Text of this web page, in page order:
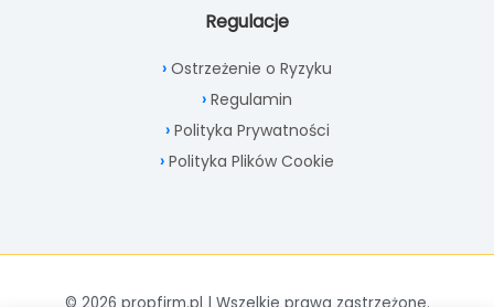
Regulacje
Ostrzeżenie o Ryzyku
Regulamin
Polityka Prywatności
Polityka Plików Cookie